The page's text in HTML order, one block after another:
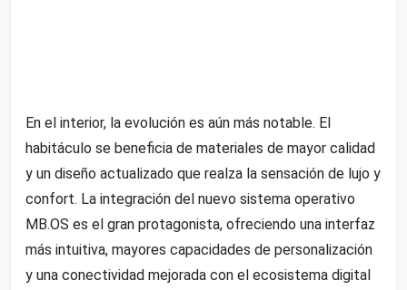
En el interior, la evolución es aún más notable. El
habitáculo se beneficia de materiales de mayor calidad
y un diseño actualizado que realza la sensación de lujo y
confort. La integración del nuevo sistema operativo
MB.OS es el gran protagonista, ofreciendo una interfaz
más intuitiva, mayores capacidades de personalización
y una conectividad mejorada con el ecosistema digital